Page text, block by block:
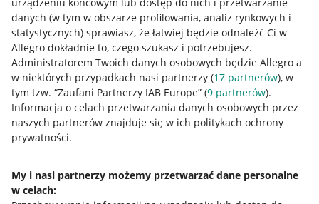
danych (w tym w obszarze profilowania, analiz rynkowych i
statystycznych) sprawiasz, że łatwiej będzie odnaleźć Ci w
Allegro dokładnie to, czego szukasz i potrzebujesz.
Administratorem Twoich danych osobowych będzie Allegro a
w niektórych przypadkach nasi partnerzy (17 partnerów), w
tym tzw. “Zaufani Partnerzy IAB Europe” (9 partnerów).
Informacja o celach przetwarzania danych osobowych przez
naszych partnerów znajduje się w ich politykach ochrony
prywatności.
My i nasi partnerzy możemy przetwarzać dane personalne
w celach:
Przydatne informacje
Jak to działa
Allegro Gadane dla sprzedających